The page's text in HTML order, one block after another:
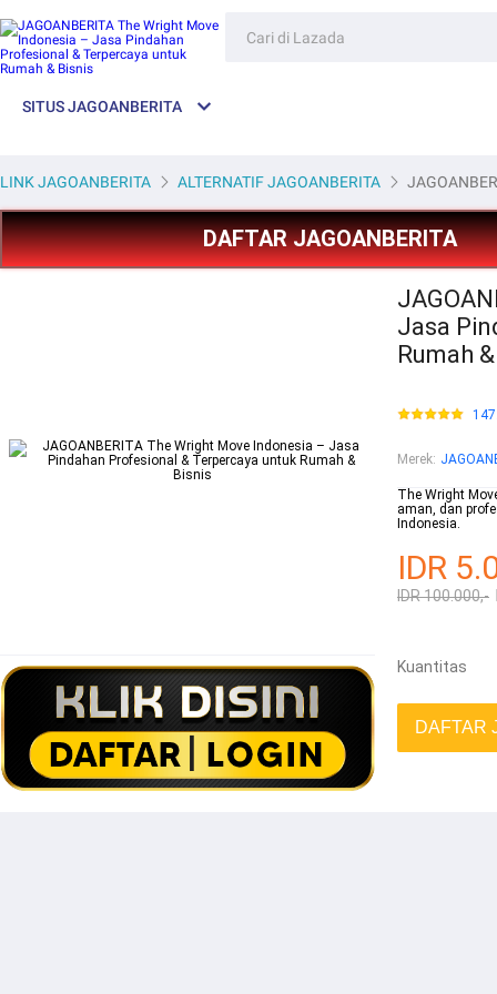
SITUS JAGOANBERITA
LINK JAGOANBERITA ALTERNATIF JAGOANBERITA
DAFTAR JAGOANBERITA
Jasa
Rumah
Merek:
The Wright
aman, dan
Indonesia.
IDR
IDR 100.000,-
Kuantitas
DAFTAR